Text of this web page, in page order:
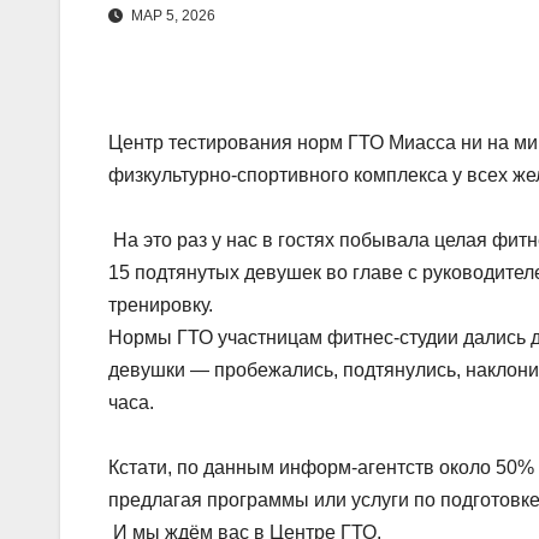
МАР 5, 2026
Центр тестирования норм ГТО Миасса ни на
физкультурно-спортивного комплекса у всех
На это раз у нас в гостях побывала целая
15 подтянутых девушек во главе с
тренировку.
Нормы ГТО участницам фитнес-студии дались
девушки — пробежались, подтянулись,
часа.
Кстати, по данным информ-агентств около
предлагая программы или услуги по
И мы ждём вас в Центре ГТО.